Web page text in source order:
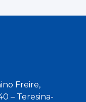
Freire,
– Teresina-